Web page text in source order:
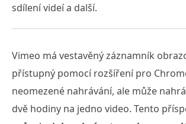
sdílení videí a další.
Vimeo má vestavěný záznamník
přístupný pomocí rozšíření pro
neomezené nahrávání, ale může
dvě hodiny na jedno video. Tento